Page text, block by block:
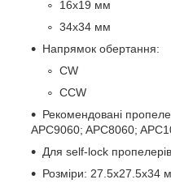
16x19 мм
34x34 мм
Напрямок обертання:
CW
CCW
Рекомендовані
APC9060; APC8060;
Для self-lock
Розміри: 27.5х27.5х34